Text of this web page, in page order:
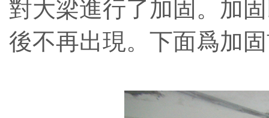
對大梁進行了加固。加
後不再出現。下面爲加